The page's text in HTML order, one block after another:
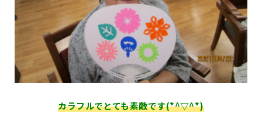
カラフルでとても素敵です(*^▽^*)